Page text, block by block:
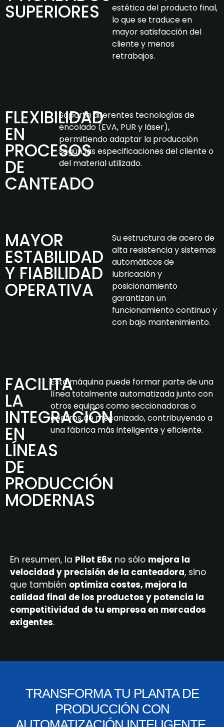
SUPERIORES
estética del producto final,
lo que se traduce en
mayor satisfacción del
cliente y menos
retrabajos.
Soporta diferentes tecnologías de
encolado (EVA, PUR y láser),
permitiendo adaptar la producción
según las especificaciones del cliente o
del material utilizado.
FLEXIBILIDAD
EN
PROCESOS
DE
CANTEADO
MAYOR
ESTABILIDAD
Y FIABILIDAD
OPERATIVA
Su estructura de acero de
alta resistencia y sistemas
automáticos de
lubricación y
posicionamiento
garantizan un
funcionamiento continuo y
con bajo mantenimiento.
Esta máquina puede formar parte de una
línea totalmente automatizada junto con
otros equipos como seccionadoras o
centros de mecanizado, contribuyendo a
una fábrica más inteligente y eficiente.
FACILITA
LA
INTEGRACIÓN
EN
LÍNEAS
DE
PRODUCCIÓN
MODERNAS
En resumen, la Pilot E6x no sólo mejora la
velocidad y precisión de la canteadora, sino
que también optimiza costes, mejora la
calidad final de los productos y potencia la
competitividad de tu empresa en mercados
exigentes.
TRANSFORMA TU PLANTA DE
PRODUCCIÓN CON